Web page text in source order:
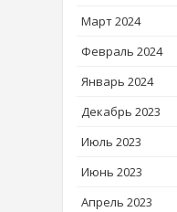
Март 2024
Февраль 2024
Январь 2024
Декабрь 2023
Июль 2023
Июнь 2023
Апрель 2023